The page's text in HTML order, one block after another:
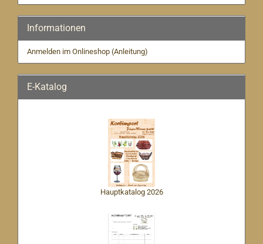
Informationen
Anmelden im Onlineshop (Anleitung)
E-Katalog
Hauptkatalog 2026